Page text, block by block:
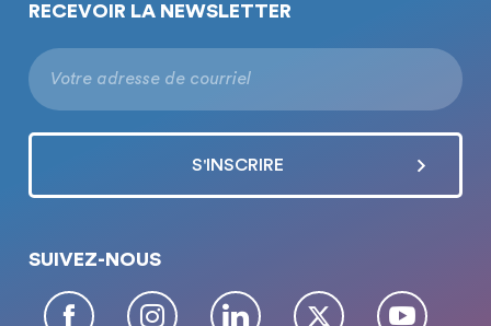
RECEVOIR LA NEWSLETTER
SUIVEZ-NOUS